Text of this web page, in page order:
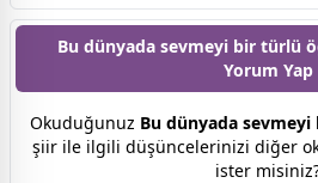
Bu dünyada sevmeyi bir türlü
Yorum Yap
Okuduğunuz Bu dünyada
şiir ile ilgili düşüncelerinizi diğer
ister